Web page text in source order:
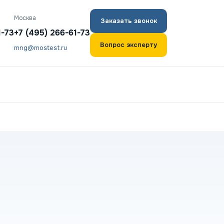
73
Москва
+7 (495) 266-61-73
mng@mostest.ru
Заказать звонок
Вопрос эксперту